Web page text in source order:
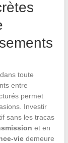
toute
entre
permet
Investir
sans les tracas
et en
viedemeure